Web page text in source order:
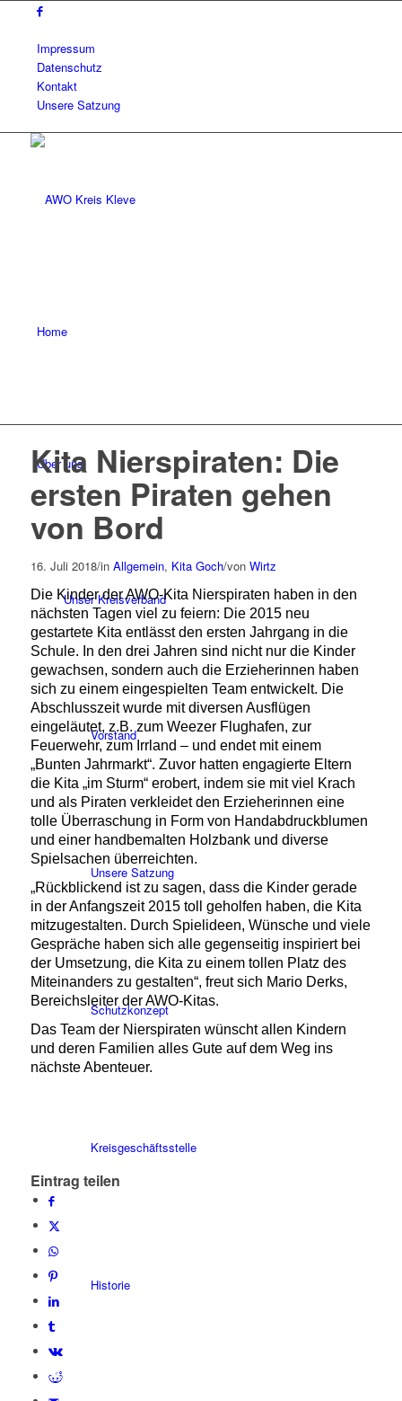
Impressum
Datenschutz
Kontakt
Unsere Satzung
Home
Über uns
Unser Kreisverband
Vorstand
Unsere Satzung
Schutzkonzept
Kreisgeschäftsstelle
Historie
Kita Nierspiraten: Die
ersten Piraten gehen
von Bord
16. Juli 2018/in Allgemein, Kita Goch/von Wirtz
Die Kinder der AWO-Kita Nierspiraten haben in den
nächsten Tagen viel zu feiern: Die 2015 neu
gestartete Kita entlässt den ersten Jahrgang in die
Schule. In den drei Jahren sind nicht nur die Kinder
gewachsen, sondern auch die Erzieherinnen haben
sich zu einem eingespielten Team entwickelt. Die
Abschlusszeit wurde mit diversen Ausflügen
eingeläutet, z.B. zum Weezer Flughafen, zur
Feuerwehr, zum Irrland – und endet mit einem
„Bunten Jahrmarkt“. Zuvor hatten engagierte Eltern
die Kita „im Sturm“ erobert, indem sie mit viel Krach
und als Piraten verkleidet den Erzieherinnen eine
tolle Überraschung in Form von Handabdruckblumen
und einer handbemalten Holzbank und diverse
Spielsachen überreichten.
„Rückblickend ist zu sagen, dass die Kinder gerade
in der Anfangszeit 2015 toll geholfen haben, die Kita
mitzugestalten. Durch Spielideen, Wünsche und viele
Gespräche haben sich alle gegenseitig inspiriert bei
der Umsetzung, die Kita zu einem tollen Platz des
Miteinanders zu gestalten“, freut sich Mario Derks,
Bereichsleiter der AWO-Kitas.
Das Team der Nierspiraten wünscht allen Kindern
und deren Familien alles Gute auf dem Weg ins
nächste Abenteuer.
Eintrag teilen